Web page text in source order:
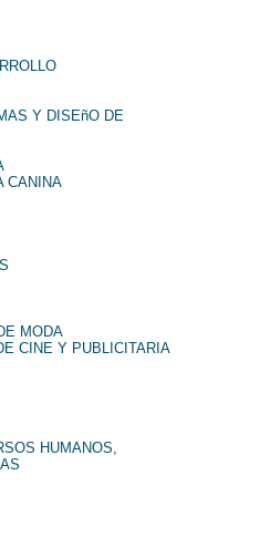
Y DISEñO DE
CANINA
MODA
CINE Y PUBLICITARIA
HUMANOS,